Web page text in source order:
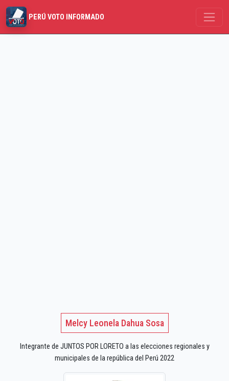
PERÚ VOTO INFORMADO
Melcy Leonela Dahua Sosa
Integrante de JUNTOS POR LORETO a las elecciones regionales y
municipales de la república del Perú 2022